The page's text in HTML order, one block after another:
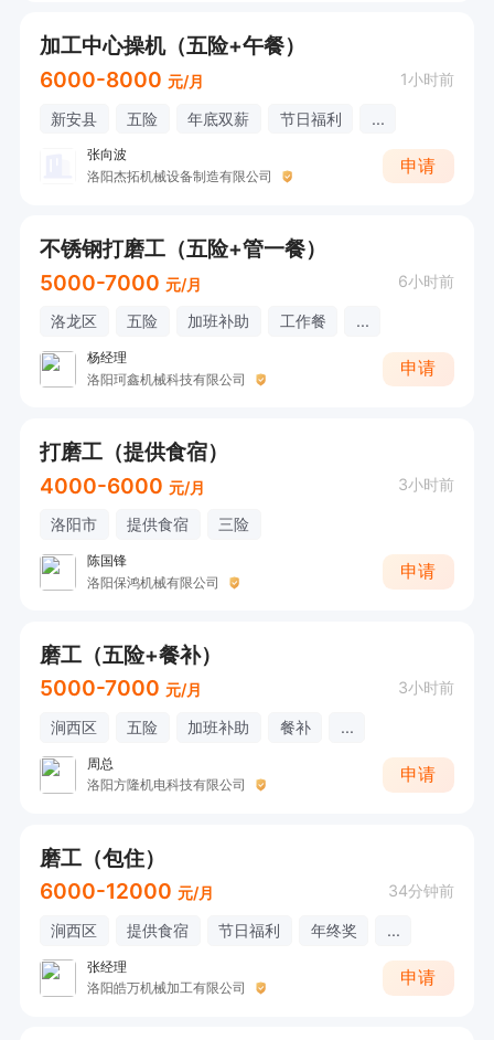
加工中心操机（五险+午餐）
6000-8000 元/月 1小时前
新安县 五险 年底双薪 节日福利 ...
张向波
洛阳杰拓机械设备制造有限公司
申请
不锈钢打磨工（五险+管一餐）
5000-7000 元/月 6小时前
洛龙区 五险 加班补助 工作餐 ...
杨经理
洛阳珂鑫机械科技有限公司
申请
打磨工（提供食宿）
4000-6000 元/月 3小时前
洛阳市 提供食宿 三险
陈国锋
洛阳保鸿机械有限公司
申请
磨工（五险+餐补）
5000-7000 元/月 3小时前
涧西区 五险 加班补助 餐补 ...
周总
洛阳方隆机电科技有限公司
申请
磨工（包住）
6000-12000 元/月 34分钟前
涧西区 提供食宿 节日福利 年终奖 ...
张经理
洛阳皓万机械加工有限公司
申请